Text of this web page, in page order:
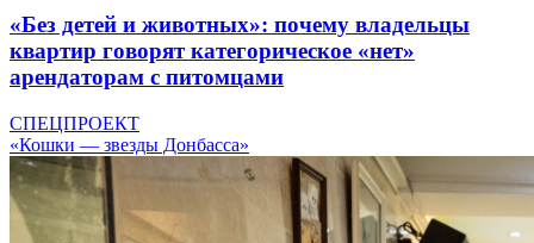
«Без детей и животных»: почему владельцы
квартир говорят категорическое «нет»
арендаторам с питомцами
СПЕЦПРОЕКТ
«Кошки — звезды Донбасса»